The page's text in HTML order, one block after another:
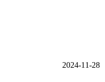
2024-11-28